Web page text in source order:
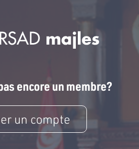
encore un membre?
un compte